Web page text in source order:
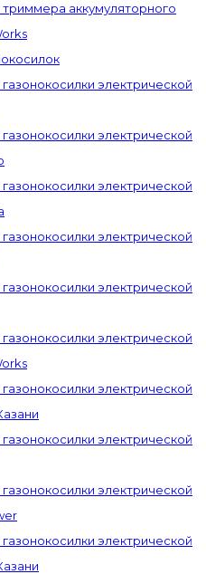
аккумуляторного
электрической
электрической
электрической
электрической
электрической
электрической
электрической
электрической
электрической
электрической